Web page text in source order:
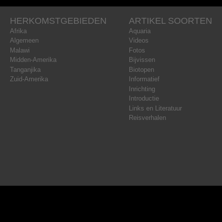
HERKOMSTGEBIEDEN
Afrika
Algemeen
Malawi
Midden-Amerika
Tanganjika
Zuid-Amerika
ARTIKEL SOORTEN
Aquaria
Videos
Fotos
Bijvissen
Biotopen
Informatief
Inrichting
Introductie
Links en Literatuur
Reisverhalen